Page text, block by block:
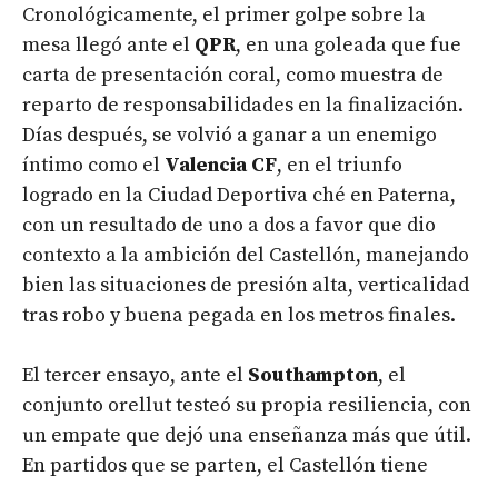
Cronológicamente, el primer golpe sobre la
mesa llegó ante el QPR, en una goleada que fue
carta de presentación coral, como muestra de
reparto de responsabilidades en la finalización.
Días después, se volvió a ganar a un enemigo
íntimo como el Valencia CF, en el triunfo
logrado en la Ciudad Deportiva ché en Paterna,
con un resultado de uno a dos a favor que dio
contexto a la ambición del Castellón, manejando
bien las situaciones de presión alta, verticalidad
tras robo y buena pegada en los metros finales.
El tercer ensayo, ante el Southampton, el
conjunto orellut testeó su propia resiliencia, con
un empate que dejó una enseñanza más que útil.
En partidos que se parten, el Castellón tiene